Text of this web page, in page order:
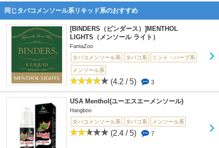
同じタバコメンソール系リキッド系のおすすめ
[BINDERS（ビンダース）]MENTHOL
LIGHTS（メンソール ライト）
FantaZoo
タバコメンソール系
タバコ系 ミント・ハーブ系
メンソール系
(4.2 / 5) 3
USA Menthol(ユーエスエーメンソール)
Hangboo
タバコメンソール系
タバコ系 メンソール系
(2.4 / 5) 7